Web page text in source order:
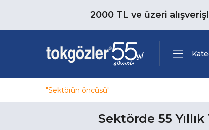
2000 TL ve üzeri
"Sektörün öncüsü"
Sektörde 55